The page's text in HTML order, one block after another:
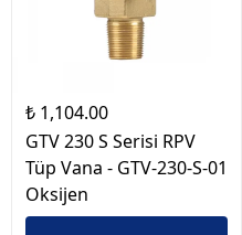
₺ 1,104.00
GTV 230 S Serisi RPV
Tüp Vana - GTV-230-S-01
Oksijen